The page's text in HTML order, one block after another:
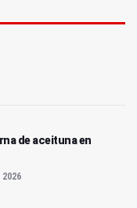
de aceituna en
2026